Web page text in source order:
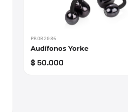
PROB2086
Audífonos Yorke
$ 50.000